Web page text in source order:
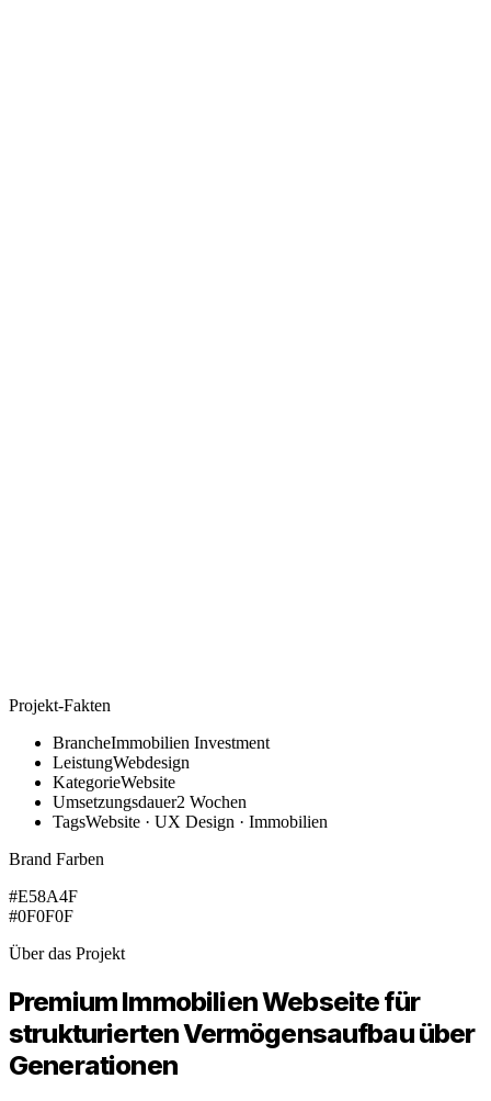
Projekt-Fakten
BrancheImmobilien Investment
LeistungWebdesign
KategorieWebsite
Umsetzungsdauer2 Wochen
TagsWebsite · UX Design · Immobilien
Brand Farben
#E58A4F
#0F0F0F
Über das Projekt
Premium Immobilien Webseite für
strukturierten Vermögensaufbau über
Generationen